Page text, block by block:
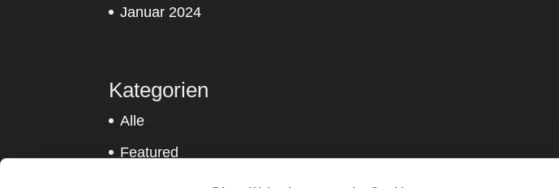
Januar 2024
Kategorien
Alle
Featured